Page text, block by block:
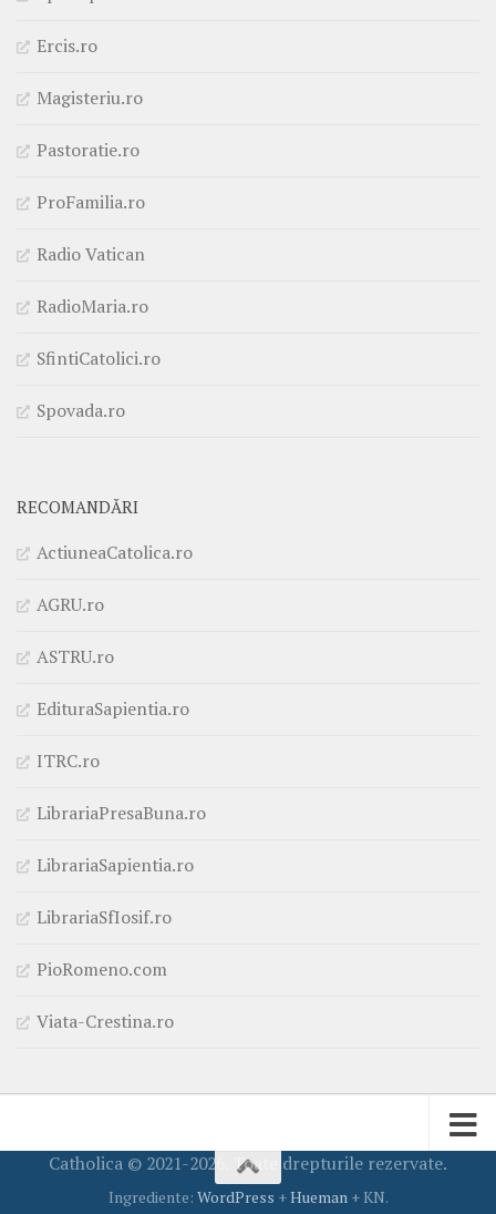
Ercis.ro
Magisteriu.ro
Pastoratie.ro
ProFamilia.ro
Radio Vatican
RadioMaria.ro
SfintiCatolici.ro
Spovada.ro
RECOMANDĂRI
ActiuneaCatolica.ro
AGRU.ro
ASTRU.ro
EdituraSapientia.ro
ITRC.ro
LibrariaPresaBuna.ro
LibrariaSapientia.ro
LibrariaSfIosif.ro
PioRomeno.com
Viata-Crestina.ro
Catholica © 2021-2026. Toate drepturile rezervate.
Ingrediente: WordPress +Hueman+ KN.